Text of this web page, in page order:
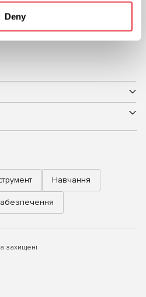
Deny
Навчання
захищені